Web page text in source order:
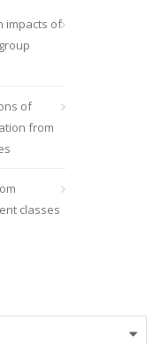
impacts of
of
from
classes